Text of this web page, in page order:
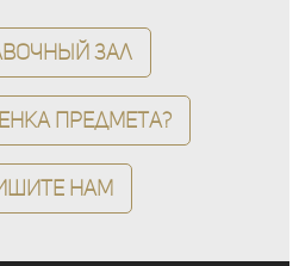
зал
предмета?
нам